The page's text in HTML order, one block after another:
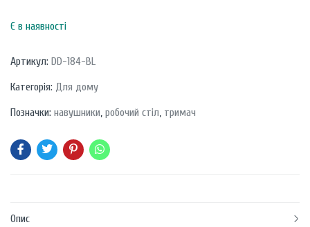
Є в наявності
Артикул: DD-184-BL
Категорія: Для дому
Позначки: навушники, робочий стіл, тримач
Опис